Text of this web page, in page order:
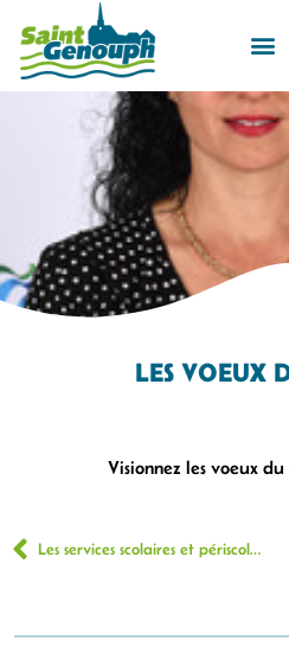
LES VOEUX
Visionnez les voeux
Les services scolaires et périscolaires